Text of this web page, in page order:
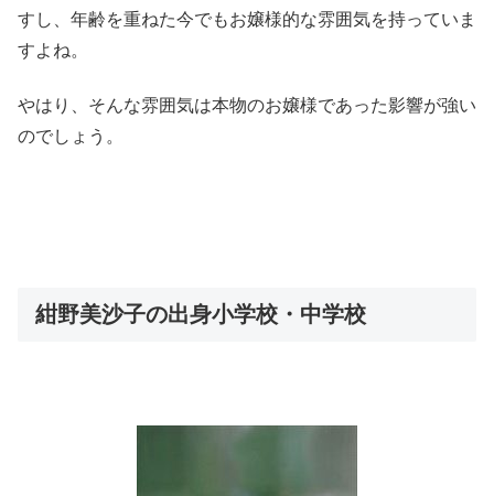
すし、年齢を重ねた今でもお嬢様的な雰囲気を持っていま
すよね。
やはり、そんな雰囲気は本物のお嬢様であった影響が強い
のでしょう。
紺野美沙子の出身小学校・中学校